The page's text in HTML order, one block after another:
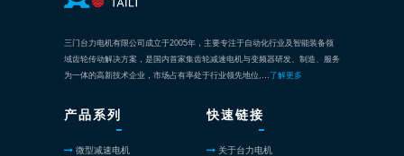
三门台力电机有限公司成立于2005年，主要专注于自动化行业及智能装备领
域齿轮传动解决方案，是国内首家集齿轮减速电机与变频器研发、制造、服务
为一体的高新技术企业，市场占有率处于行业领先地位,… 了解更多
产品系列
微型减速电机
快速链接
关于台力电机